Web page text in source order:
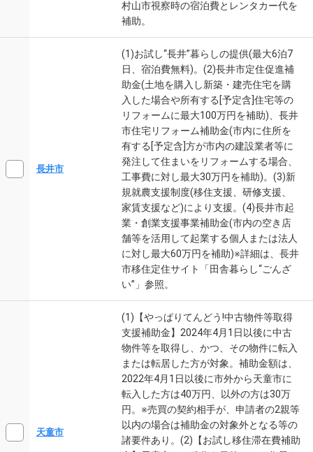
村山市視察時の宿泊費とレンタカー代を
補助。
長井市
(1)お試し“長井”暮らしの提供(最大6泊7
日、宿泊費無料)。(2)長井市定住促進補
助金(土地を購入し新築・建売住宅を購
入した場合や所有する[予定含]住宅等の
リフォームに最大100万円を補助)、長井
市住宅リフォーム補助金(市内に住所を
有する[予定含]方が市内の建設業者等に
発注して住まいをリフォームする場合、
工事費に対し最大30万円を補助)。(3)新
規就農支援制度(移住支援、研修支援、
家賃支援など)により支援。(4)長井市起
業・創業支援事業補助金(市内の空き店
舗等を活用して起業する個人または法人
に対し最大60万円を補助)※詳細は、長井
市移住定住サイト「田舎暮らし“ごんざ
い”」参照。
天童市
(1)【やっぱりてんどう!中古物件等取得
支援補助金】2024年4月1日以後に中古
物件等を取得し、かつ、その物件に転入
または転居した方が対象。補助金額は、
2022年4月1日以後に市外から天童市に
転入した方は40万円、以外の方は30万
円。※売買の契約相手が、申請者の2親等
以内の場合は補助金の対象外となる等の
諸要件あり。(2)【お試し移住滞在費補助